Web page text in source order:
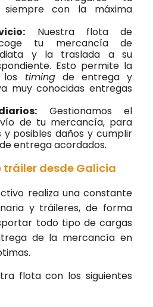
con la máxima
Nuestra flota de
tu mercancía de
y la traslada a su
Esto permite la
los timingde entrega y
muy conocidas entregas
Gestionamos el
de tu mercancía, para
y posibles daños y cumplir
entrega acordados.
tráiler desde Galicia
realiza una constante
y tráileres, de forma
todo tipo de cargas
de la mercancía en
flota con los siguientes